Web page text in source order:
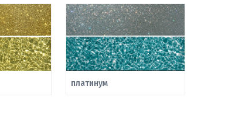
платинум